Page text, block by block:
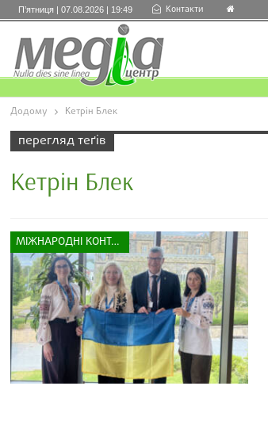
П’ятниця | 07.08.2026 | 19:49 Контакти
Додому Кетрін Блек
перегляд теґів
Кетрін Блек
МІЖНАРОДНІ КОНТАКТИ